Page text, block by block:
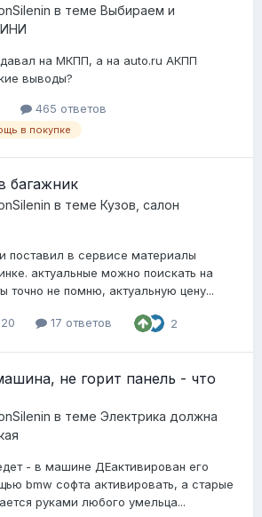
в теме Выбираем и
на МКПП, а на auto.ru АКПП
выводы?
465 ответов
в покупке
багажник
в теме Кузов, салон
поставил в сервисе материалы
актуальные можно поискать на
точно не помню, актуальную цену...
17 ответов 2
не горит панель - что
в теме Электрика должна
- в машине ДЕактивирован его
bmw софта активировать, а старые
руками любого умельца...